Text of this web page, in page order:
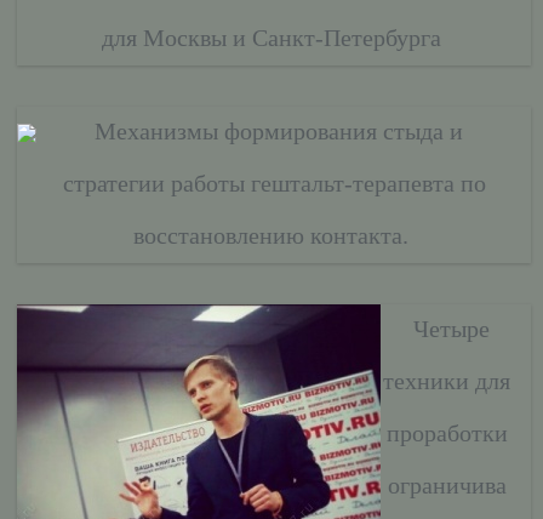
для Москвы и Санкт-Петербурга
Механизмы формирования стыда и
стратегии работы гештальт-терапевта по
восстановлению контакта.
Четыре
техники для
проработки
ограничива